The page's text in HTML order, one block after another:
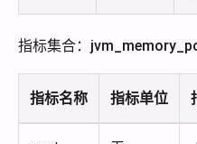
指标集合：
指标名称 指标单位